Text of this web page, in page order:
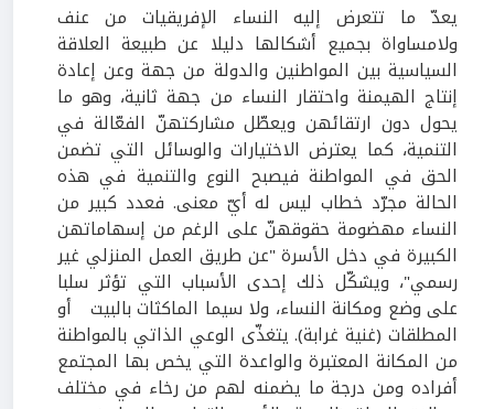
يعدّ ما تتعرض إليه النساء الإفريقيات من عنف
ولامساواة بجميع أشكالها دليلا عن طبيعة العلاقة
السياسية بين المواطنين والدولة من جهة وعن إعادة
إنتاج الهيمنة واحتقار النساء من جهة ثانية، وهو ما
يحول دون ارتقائهن ويعطّل مشاركتهنّ الفعّالة في
التنمية، كما يعترض الاختيارات والوسائل التي تضمن
الحق في المواطنة فيصبح النوع والتنمية في هذه
الحالة مجرّد خطاب ليس له أيّ معنى. فعدد كبير من
النساء مهضومة حقوقهنّ على الرغم من إسهاماتهن
الكبيرة في دخل الأسرة "عن طريق العمل المنزلي غير
رسمي"، ويشكّل ذلك إحدى الأسباب التي تؤثر سلبا
على وضع ومكانة النساء، ولا سيما الماكثات بالبيت أو
المطلقات (غنية غرابة). يتغذّى الوعي الذاتي بالمواطنة
من المكانة المعتبرة والواعدة التي يخص بها المجتمع
أفراده ومن درجة ما يضمنه لهم من رخاء في مختلف